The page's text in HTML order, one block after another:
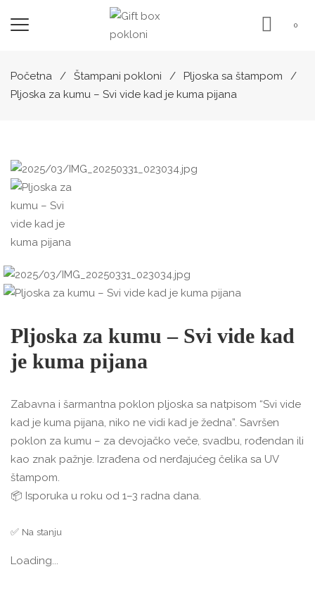
0
Početna Štampani pokloni
Pljoska sa štampom
Pljoska za kumu – Svi vide kad je kuma pijana
Pljoska za kumu – Svi vide kad
je kuma pijana
Zabavna i šarmantna poklon pljoska sa natpisom “Svi vide
kad je kuma pijana, niko ne vidi kad je žedna”. Savršen
poklon za kumu – za devojačko veče, svadbu, rođendan ili
kao znak pažnje. Izrađena od nerđajućeg čelika sa UV
štampom.
📦 Isporuka u roku od 1–3 radna dana.
✅ Na stanju
Loading...